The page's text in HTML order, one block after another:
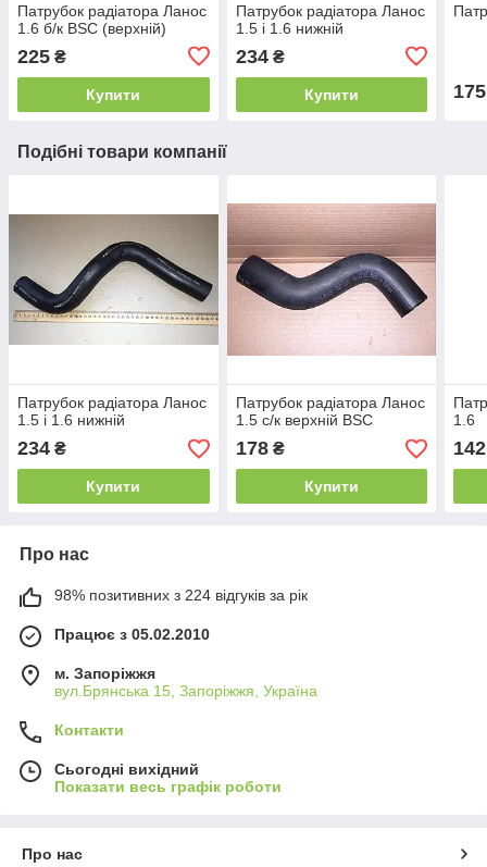
Патрубок радіатора Ланос
1.6 б/к BSC (верхній)
225 ₴
Купити
Патрубок радіатора Ланос
1.5 і 1.6 нижній
234₴
Купити 175
Подібні товари компанії
Патрубок радіатора Ланос
1.5 і 1.6 нижній
234 ₴
Купити
Патрубок радіатора Ланос
1.5 с/к верхній BSC
178₴
Купити
1.6
142
Про нас
98% позитивних з 224 відгуків за рік
Працює з 05.02.2010
м. Запоріжжя
вул.Брянська 15, Запоріжжя, Україна
Контакти
Сьогодні вихідний
Показати весь графік роботи
Про нас